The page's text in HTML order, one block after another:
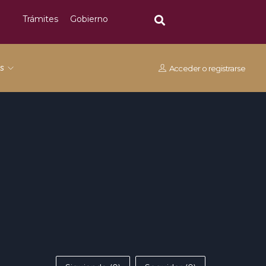
Trámites Gobierno
Acceder o registrarse